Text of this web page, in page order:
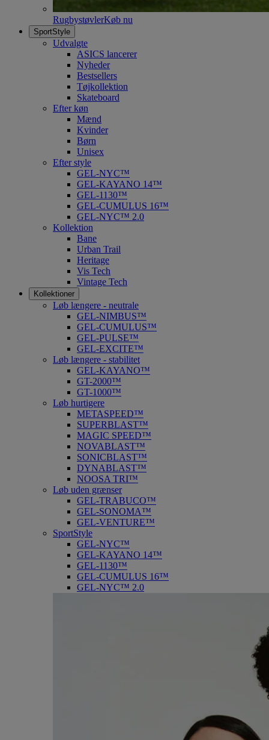
RugbystøvlerKøb nu
SportStyle
Udvalgte
ASICS lancerer
Nyheder
Bestsellers
Tøjkollektion
Skateboard
Efter køn
Mænd
Kvinder
Børn
Unisex
Efter style
GEL-NYC™
GEL-KAYANO 14™
GEL-1130™
GEL-CUMULUS 16™
GEL-NYC™ 2.0
Kollektion
Bane
Urban Trail
Heritage
Vis Tech
Vintage Tech
Kollektioner
Løb længere - neutrale
GEL-NIMBUS™
GEL-CUMULUS™
GEL-PULSE™
GEL-EXCITE™
Løb længere - stabilitet
GEL-KAYANO™
GT-2000™
GT-1000™
Løb hurtigere
METASPEED™
SUPERBLAST™
MAGIC SPEED™
NOVABLAST™
SONICBLAST™
DYNABLAST™
NOOSA TRI™
Løb uden grænser
GEL-TRABUCO™
GEL-SONOMA™
GEL-VENTURE™
SportStyle
GEL-NYC™
GEL-KAYANO 14™
GEL-1130™
GEL-CUMULUS 16™
GEL-NYC™ 2.0